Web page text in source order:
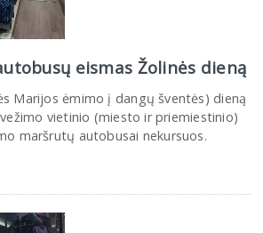
eismas Žolinės dieną
Marijos ėmimo į dangų šventės) dieną
vietinio (miesto ir priemiestinio)
maršrutų autobusai nekursuos.